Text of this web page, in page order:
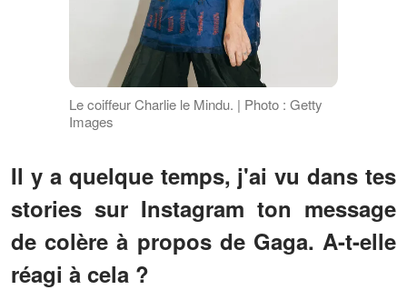
Le coiffeur Charlie le Mindu. | Photo : Getty
Images
Il y a quelque temps, j'ai vu dans tes
stories sur Instagram ton message
de colère à propos de Gaga. A-t-elle
réagi à cela ?